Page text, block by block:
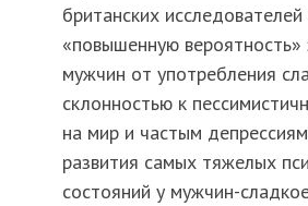
британских
«повышенную вероятность»
мужчин от употребления
склонностью к
на мир и частым
развития самых тяжелых
состояний у мужчин-